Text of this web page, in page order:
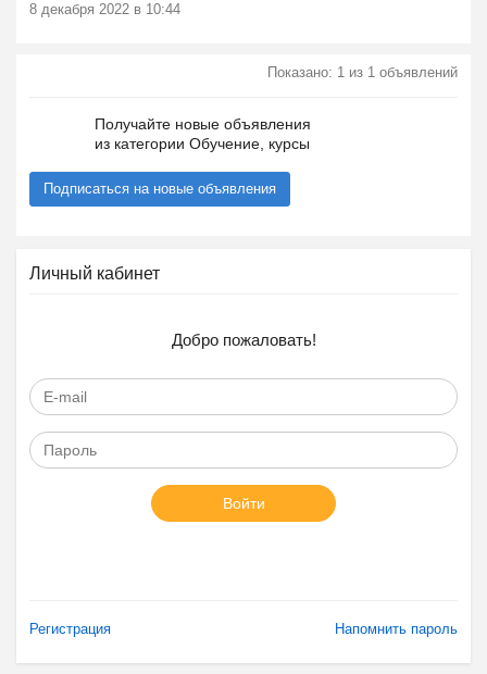
8 декабря 2022 в 10:44
Показано: 1 из 1 объявлений
Получайте новые объявления
из категории Обучение, курсы
Подписаться на новые объявления
Личный кабинет
Добро пожаловать!
Войти
Регистрация Напомнить пароль